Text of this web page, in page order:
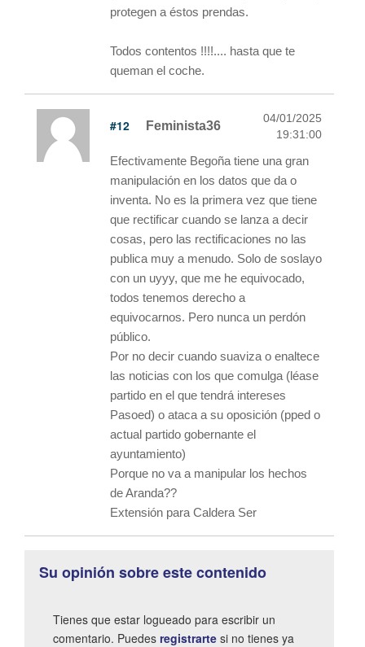
protegen a éstos prendas.
Todos contentos !!!!.... hasta que te
queman el coche.
#12 Feminista36
04/01/2025
19:31:00
Efectivamente Begoña tiene una gran
manipulación en los datos que da o
inventa. No es la primera vez que tiene
que rectificar cuando se lanza a decir
cosas, pero las rectificaciones no las
publica muy a menudo. Solo de soslayo
con un uyyy, que me he equivocado,
todos tenemos derecho a
equivocarnos. Pero nunca un perdón
público.
Por no decir cuando suaviza o enaltece
las noticias con los que comulga (léase
partido en el que tendrá intereses
Pasoed) o ataca a su oposición (pped o
actual partido gobernante el
ayuntamiento)
Porque no va a manipular los hechos
de Aranda??
Extensión para Caldera Ser
Su opinión sobre este contenido
Tienes que estar logueado para escribir un
comentario. Puedes registrarte si no tienes ya